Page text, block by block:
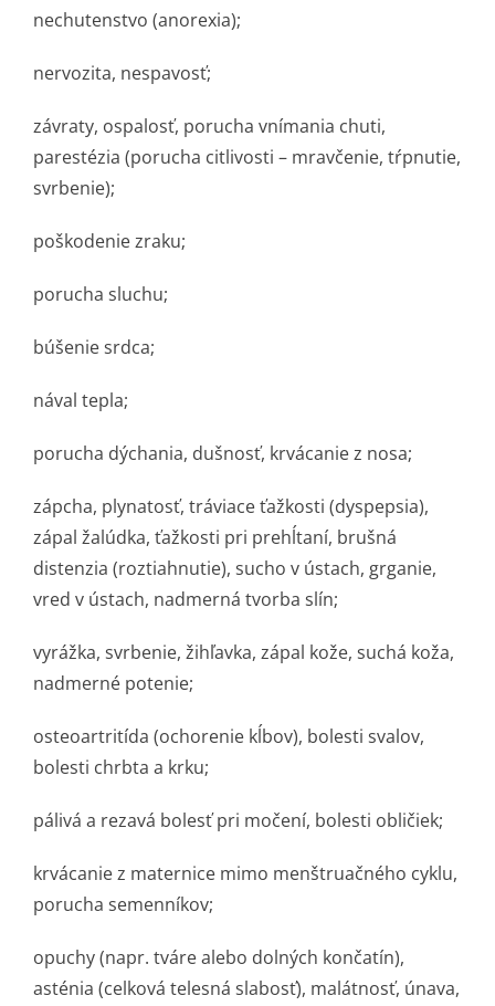
nechutenstvo (anorexia);
nervozita, nespavosť;
závraty, ospalosť, porucha vnímania chuti,
parestézia (porucha citlivosti – mravčenie, tŕpnutie,
svrbenie);
poškodenie zraku;
porucha sluchu;
búšenie srdca;
nával tepla;
porucha dýchania, dušnosť, krvácanie z nosa;
zápcha, plynatosť, tráviace ťažkosti (dyspepsia),
zápal žalúdka, ťažkosti pri prehĺtaní, brušná
distenzia (roztiahnutie), sucho v ústach, grganie,
vred v ústach, nadmerná tvorba slín;
vyrážka, svrbenie, žihľavka, zápal kože, suchá koža,
nadmerné potenie;
osteoartritída (ochorenie kĺbov), bolesti svalov,
bolesti chrbta a krku;
pálivá a rezavá bolesť pri močení, bolesti obličiek;
krvácanie z maternice mimo menštruačného cyklu,
porucha semenníkov;
opuchy (napr. tváre alebo dolných končatín),
asténia (celková telesná slabosť), malátnosť, únava,